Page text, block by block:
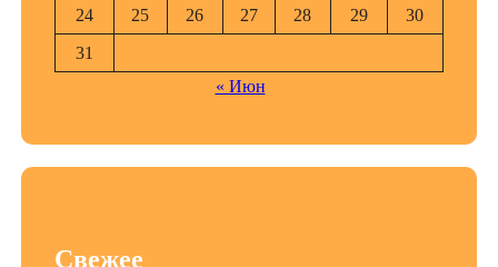
24
25 26 27 28 29
30
31
« Июн
Свежее